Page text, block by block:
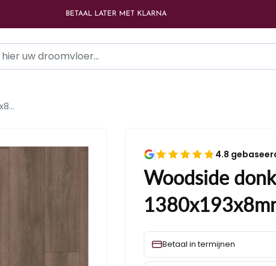
BETAAL LATER MET KLARNA
4.8
Woodside
Betaal in termijnen